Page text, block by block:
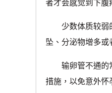
者才会感觉到下腹
少数体质较弱的
坠、分泌物增多或
输卵管不通的常
措施，以免意外怀